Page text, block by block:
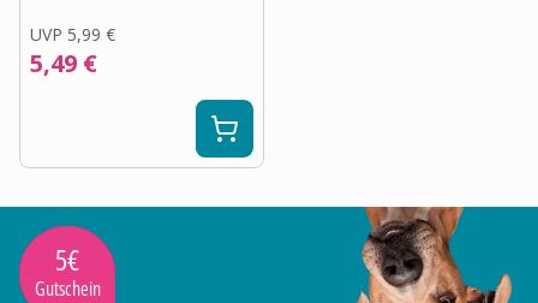
UVP 5,99 €
5,49 €
5€
Gutschein